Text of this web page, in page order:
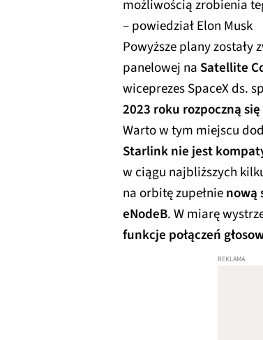
możliwością zrobienia
– powiedział Elon Musk
Powyższe plany
panelowej na Satellite
wiceprezes SpaceX ds.
2023 roku rozpoczną
Warto w tym miejscu
Starlink nie jest
w ciągu najbliższych
na orbitę zupełnienową
eNodeB. W miarę
funkcje połączeń